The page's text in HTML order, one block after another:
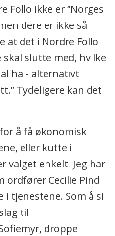
Follo ikke er “Norges
dere er ikke så
at det i Nordre Follo
skal slutte med, hvilke
ha - alternativt
Tydeligere kan det
å få økonomisk
eller kutte i
valget enkelt: Jeg har
ordfører Cecilie Pind
i tjenestene. Som å si
til
droppe